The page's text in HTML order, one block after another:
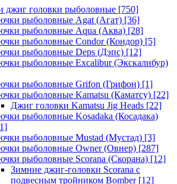
джиг головки рыболовные [750]
рыболовные Agat (Агат) [36]
рыболовные Aqua (Аква) [28]
рыболовные Condor (Кондор) [5]
рыболовные Deps (Дэпс) [12]
рыболовные Excalibur (Экскалибур)
рыболовные Grifon (Грифон) [1]
рыболовные Kamatsu (Каматсу) [22]
Джиг головки Kamatsu Jig Heads [22]
рыболовные Kosadaka (Косадака)
рыболовные Mustad (Мустад) [3]
рыболовные Owner (Овнер) [287]
рыболовные Scorana (Скорана) [12]
Зимние джиг-головки Scorana с
подвесным тройником Bomber[12]